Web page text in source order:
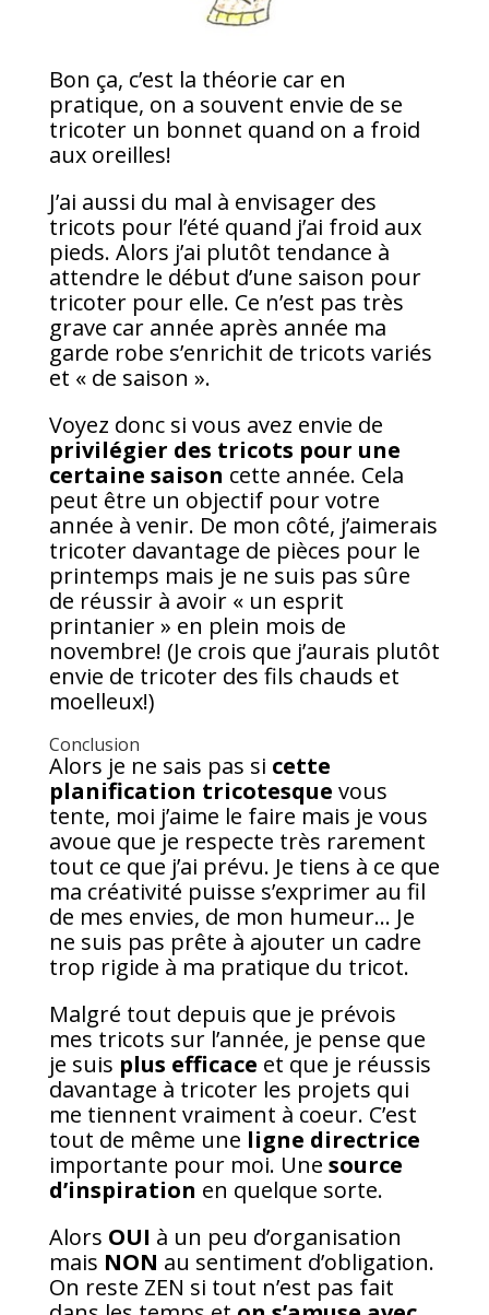
Bon ça, c’est la théorie car en
pratique, on a souvent envie de se
tricoter un bonnet quand on a froid
aux oreilles!
J’ai aussi du mal à envisager des
tricots pour l’été quand j’ai froid aux
pieds. Alors j’ai plutôt tendance à
attendre le début d’une saison pour
tricoter pour elle. Ce n’est pas très
grave car année après année ma
garde robe s’enrichit de tricots variés
et « de saison ».
Voyez donc si vous avez envie de
privilégier des tricots pour une
certaine saison cette année. Cela
peut être un objectif pour votre
année à venir. De mon côté, j’aimerais
tricoter davantage de pièces pour le
printemps mais je ne suis pas sûre
de réussir à avoir « un esprit
printanier » en plein mois de
novembre! (Je crois que j’aurais plutôt
envie de tricoter des fils chauds et
moelleux!)
Conclusion
Alors je ne sais pas si cette
planification tricotesque vous
tente, moi j’aime le faire mais je vous
avoue que je respecte très rarement
tout ce que j’ai prévu. Je tiens à ce que
ma créativité puisse s’exprimer au fil
de mes envies, de mon humeur… Je
ne suis pas prête à ajouter un cadre
trop rigide à ma pratique du tricot.
Malgré tout depuis que je prévois
mes tricots sur l’année, je pense que
je suis plus efficace et que je réussis
davantage à tricoter les projets qui
me tiennent vraiment à coeur. C’est
tout de même une ligne directrice
importante pour moi. Une source
d’inspiration en quelque sorte.
Alors OUI à un peu d’organisation
mais NON au sentiment d’obligation.
On reste ZEN si tout n’est pas fait